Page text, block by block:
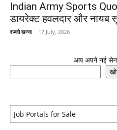
Indian Army Sports
डायरेक्ट हवलदार और नायब
रज्जो खन्ना - 17 July, 2026
आप अपने नई
Job Portals for Sale